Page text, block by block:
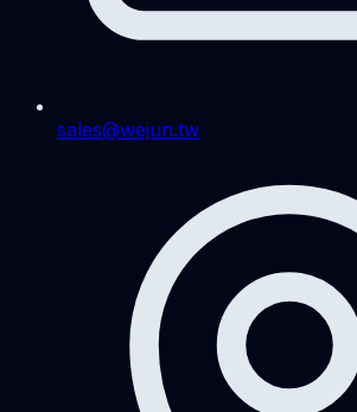
sales@wejun.tw